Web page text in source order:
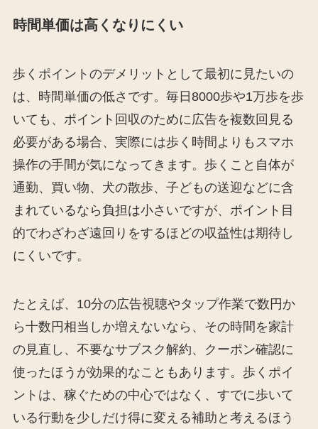
時間単価は高くなりにくい
歩くポイントのデメリットとして最初に見たいの
は、時間単価の低さです。毎日8000歩や1万歩を歩
いても、ポイント回収のために広告を複数回見る
必要がある場合、実際には歩く時間よりもスマホ
操作の手間が気になってきます。歩くこと自体が
通勤、買い物、犬の散歩、子どもの送迎などに含
まれているなら負担は小さいですが、ポイント目
的でわざわざ遠回りをするほどの収益性は期待し
にくいです。
たとえば、10分の広告視聴やタップ作業で数円か
ら十数円相当しか増えないなら、その時間を家計
の見直し、不要なサブスク解約、クーポン確認に
使ったほうが効果的なこともあります。歩くポイ
ントは、稼ぐための中心ではなく、すでに歩いて
いる行動を少しだけ得に変える補助と考えるほう